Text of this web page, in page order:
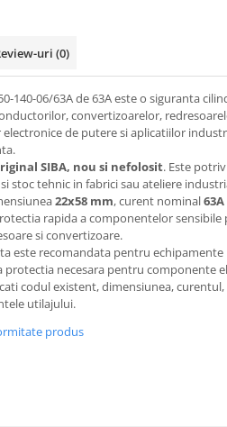
2
uri (0)
140-06/63A de 63A este o siguranta
convertizoarelor,
de putere si aplicatiilor
SIBA, nou si nefolosit. Este
stoc tehnic in fabrici sau ateliere
22x58 mm, curent nominal63A
rapida a componentelor
si convertizoare.
este recomandata pentru
protectia necesara pentru componente
codul existent, dimensiunea,
utilajului.
produs